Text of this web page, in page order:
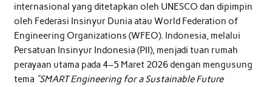
internasional yang ditetapkan oleh UNESCO dan dipimpin
oleh Federasi Insinyur Dunia atau World Federation of
Engineering Organizations (WFEO). Indonesia, melalui
Persatuan Insinyur Indonesia (PII), menjadi tuan rumah
perayaan utama pada 4–5 Maret 2026 dengan mengusung
tema “SMART Engineering for a Sustainable Future